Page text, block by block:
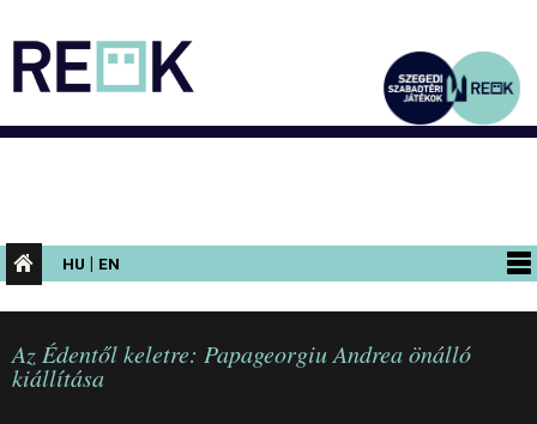
HU | EN
PROGRAMOK
KIÁLLÍTÁSOK
Az Édentől keletre: Papageorgiu Andrea önálló
kiállítása